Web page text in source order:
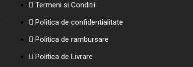
Termeni si Conditii
Politica de confidentialitate
Politica de rambursare
Politica de Livrare